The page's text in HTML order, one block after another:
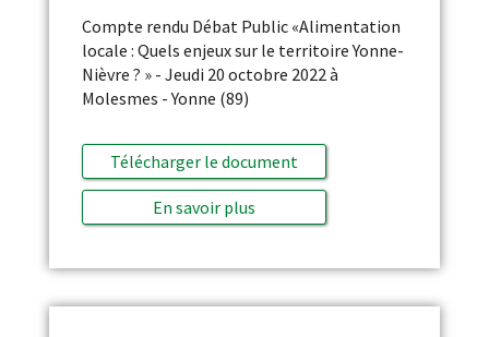
Compte rendu Débat Public «Alimentation
locale : Quels enjeux sur le territoire Yonne-
Nièvre ? » - Jeudi 20 octobre 2022 à
Molesmes - Yonne (89)
Télécharger le document
En savoir plus